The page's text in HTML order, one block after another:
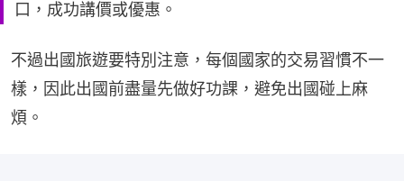
口，成功講價或優惠。
不過出國旅遊要特別注意，每個國家的交易習慣不一
樣，因此出國前盡量先做好功課，避免出國碰上麻
煩。